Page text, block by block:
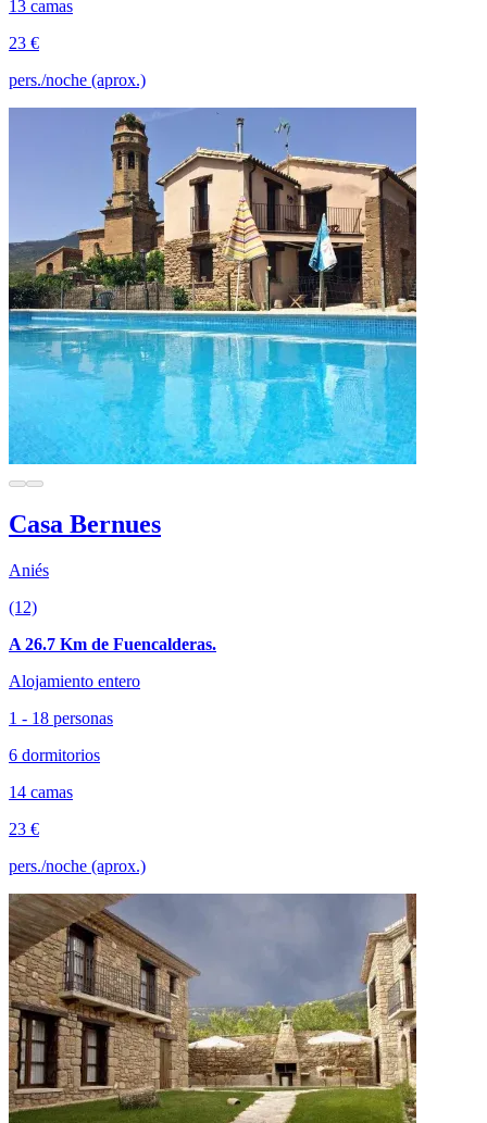
13 camas
23 €
pers./noche (aprox.)
Casa Bernues
Aniés
(12)
A 26.7 Km de Fuencalderas.
Alojamiento entero
1 - 18 personas
6 dormitorios
14 camas
23 €
pers./noche (aprox.)